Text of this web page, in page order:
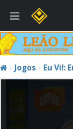
Jogos Eu Vi!: